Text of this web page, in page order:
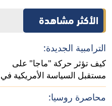
الأكثر مشاهدة
الترامبية الجديدة:
كيف تؤثر حركة "ماجا" على
مستقبل السياسة الأمريكية في
أفريقيا؟
محاصرة روسيا: